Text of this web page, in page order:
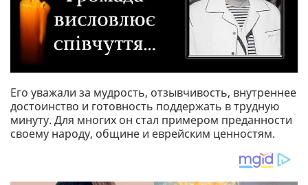
Его уважали за мудрость, отзывчивость, внутреннее
достоинство и готовность поддержать в трудную
минуту. Для многих он стал примером преданности
своему народу, общине и еврейским ценностям.